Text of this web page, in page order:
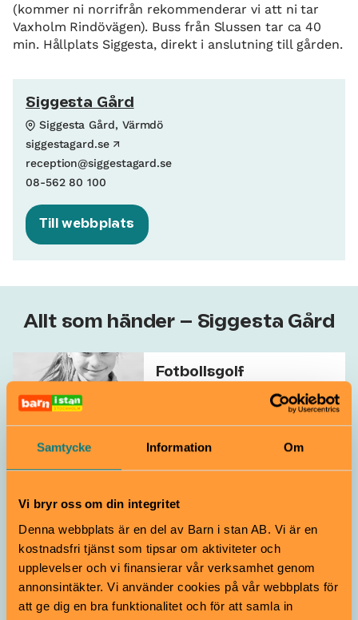
Samtycke Information Om
Vi bryr oss om din integritet
Denna webbplats är en del av Barn i stan AB. Vi är en
kostnadsfri tjänst som tipsar om aktiviteter och
upplevelser och vi finansierar vår verksamhet genom
annonsintäkter. Vi använder cookies på vår webbplats för
att ge dig en bra funktionalitet och för att samla in
(kommer ni norrifrån rekommenderar vi att ni tar
Vaxholm Rindövägen). Buss från Slussen tar ca 40
min. Hållplats Siggesta, direkt i anslutning till gården.
Siggesta Gård
Siggesta Gård, Värmdö
siggestagard.se
reception@siggestagard.se
08-562 80 100
Till webbplats
Allt som händer – Siggesta Gård
Fotbollsgolf
Sportigt
Padel i alpackahagen
Från 6 år
Siggesta Gård